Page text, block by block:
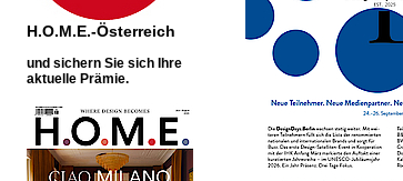
H.O.M.E.-Österreich
und sichern Sie sich Ihre
aktuelle Prämie.